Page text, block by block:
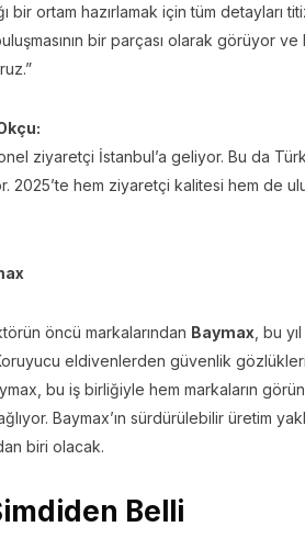
bir ortam hazırlamak için tüm detayları
bir parçası olarak görüyor
ziyaretçi İstanbul’a geliyor. Bu da
hem ziyaretçi kalitesi hem de
öncü markalarından Baymax , bu
eldivenlerden güvenlik
bu iş birliğiyle hem markaların
Baymax’ın sürdürülebilir üretim
biri olacak.
Belli